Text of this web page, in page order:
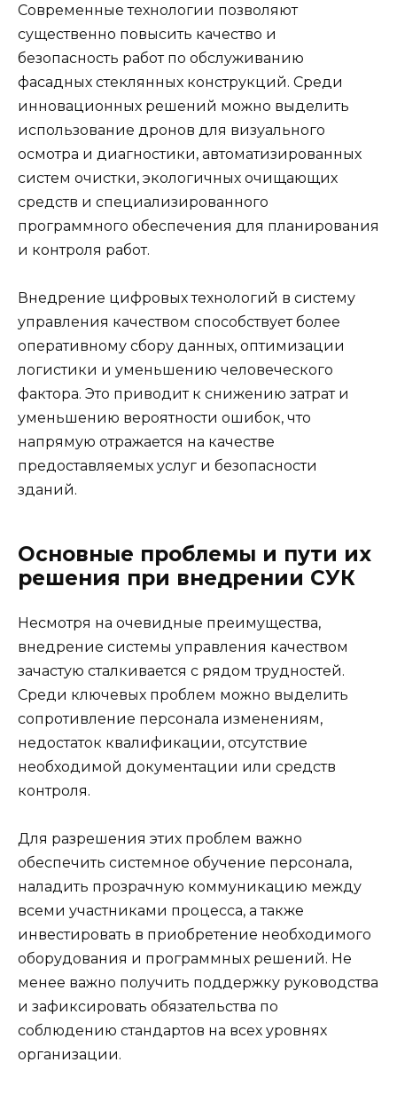
Современные технологии позволяют
существенно повысить качество и
безопасность работ по обслуживанию
фасадных стеклянных конструкций. Среди
инновационных решений можно выделить
использование дронов для визуального
осмотра и диагностики, автоматизированных
систем очистки, экологичных очищающих
средств и специализированного
программного обеспечения для планирования
и контроля работ.
Внедрение цифровых технологий в систему
управления качеством способствует более
оперативному сбору данных, оптимизации
логистики и уменьшению человеческого
фактора. Это приводит к снижению затрат и
уменьшению вероятности ошибок, что
напрямую отражается на качестве
предоставляемых услуг и безопасности
зданий.
Основные проблемы и пути их
решения при внедрении СУК
Несмотря на очевидные преимущества,
внедрение системы управления качеством
зачастую сталкивается с рядом трудностей.
Среди ключевых проблем можно выделить
сопротивление персонала изменениям,
недостаток квалификации, отсутствие
необходимой документации или средств
контроля.
Для разрешения этих проблем важно
обеспечить системное обучение персонала,
наладить прозрачную коммуникацию между
всеми участниками процесса, а также
инвестировать в приобретение необходимого
оборудования и программных решений. Не
менее важно получить поддержку руководства
и зафиксировать обязательства по
соблюдению стандартов на всех уровнях
организации.